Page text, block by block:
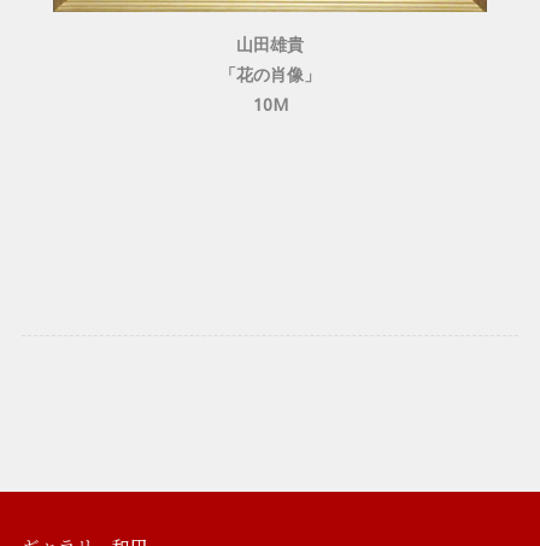
山田雄貴
「花の肖像」
10M